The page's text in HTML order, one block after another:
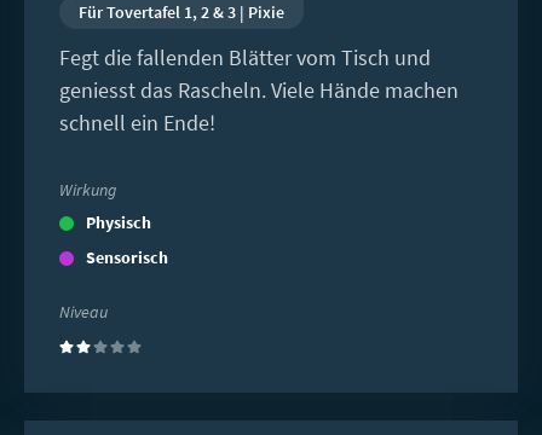
Für Tovertafel 1, 2 & 3 | Pixie
Fegt die fallenden Blätter vom Tisch und
geniesst das Rascheln. Viele Hände machen
schnell ein Ende!
Wirkung
Physisch
Sensorisch
Niveau
(2)